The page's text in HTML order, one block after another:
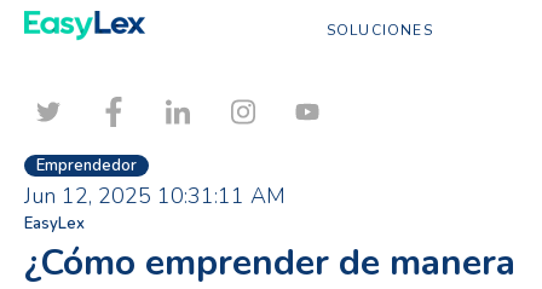
SOLUCIONES
Emprendedor
Jun 12, 2025 10:31:11 AM
EasyLex
¿Cómo emprender de manera